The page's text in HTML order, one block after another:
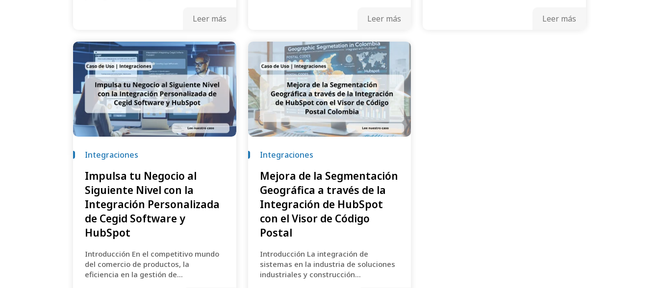
Leer más Leer más Leer más
Integraciones
Impulsa tu Negocio al
Siguiente Nivel con la
Integración Personalizada
de Cegid Software y
HubSpot
Introducción En el competitivo mundo
del comercio de productos, la
eficiencia en la gestión de...
Integraciones
Mejora de la Segmentación
Geográfica a través de la
Integración de HubSpot
con el Visor de Código
Postal
Introducción La integración de
sistemas en la industria de soluciones
industriales y construcción...